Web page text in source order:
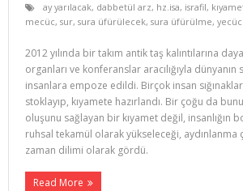
ay yarılacak, dabbetül arz, hz.isa, israfil,
mecüc, sur, sura üfürülecek, sura üfürülme, yecüc
2012 yılında bir takım antik taş kalıntılarına
organları ve konferanslar aracılığıyla
insanlara empoze edildi. Birçok insan
stoklayıp, kıyamete hazırlandı. Bir çoğu da
oluşunu sağlayan bir kıyamet değil, insanlığın
ruhsal tekamül olarak yükseleceği, aydınlanma
zaman dilimi olarak gördü.
Read More